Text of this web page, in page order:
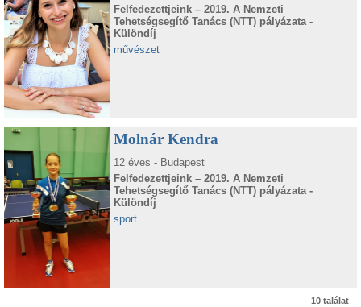
Felfedezettjeink – 2019. A Nemzeti
Tehetségsegítő Tanács (NTT) pályázata -
Különdíj
művészet
Molnár Kendra
12 éves - Budapest
Felfedezettjeink – 2019. A Nemzeti
Tehetségsegítő Tanács (NTT) pályázata -
Különdíj
sport
10 találat